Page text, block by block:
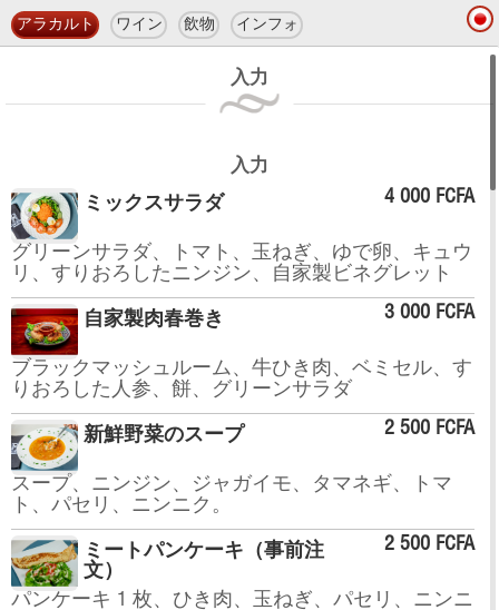
アラカルト ワイン 飲物 インフォ
入力
入力
4 000 FCFA
ミックスサラダ
グリーンサラダ、トマト、玉ねぎ、ゆで卵、キュウ
リ、すりおろしたニンジン、自家製ビネグレット
3 000 FCFA
自家製肉春巻き
ブラックマッシュルーム、牛ひき肉、ベミセル、す
りおろした人参、餅、グリーンサラダ
2 500 FCFA
新鮮野菜のスープ
スープ、ニンジン、ジャガイモ、タマネギ、トマ
ト、パセリ、ニンニク。
2 500 FCFA
ミートパンケーキ（事前注
文）
パンケーキ 1 枚、ひき肉、玉ねぎ、パセリ、ニンニ